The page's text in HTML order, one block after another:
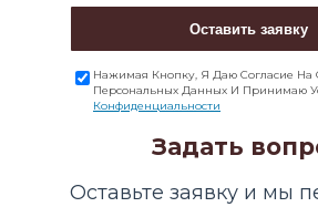
Оставить заявку
Нажимая Кнопку, Я Даю Согласие На
Персональных Данных И Принимаю
Конфиденциальности
Задать
Оставьте заявку и мы